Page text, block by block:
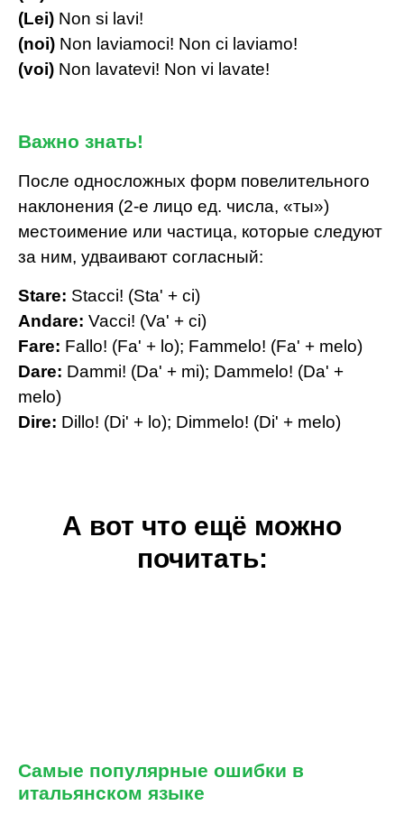
(Lei) Non si lavi!
(noi) Non laviamoci! Non ci laviamo!
(voi) Non lavatevi! Non vi lavate!
Важно знать!
После односложных форм повелительного
наклонения (2-е лицо ед. числа, «ты»)
местоимение или частица, которые следуют
за ним, удваивают согласный:
Stare: Stacci! (Sta' + ci)
Andare: Vacci! (Va' + ci)
Fare: Fallo! (Fa' + lo); Fammelo! (Fa' + melo)
Dare: Dammi! (Da' + mi); Dammelo! (Da' +
melo)
Dire: Dillo! (Di' + lo); Dimmelo! (Di' + melo)
А вот что ещё можно
почитать:
Самые популярные ошибки в
итальянском языке